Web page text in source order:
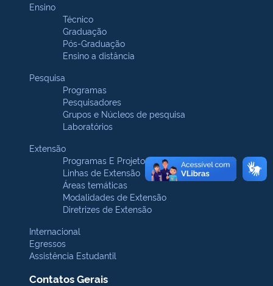
Ensino
Técnico
Graduação
Pós-Graduação
Ensino a distância
Pesquisa
Programas
Pesquisadores
Grupos e Núcleos de pesquisa
Laboratórios
Extensão
Programas E Projetos
Linhas de Extensão
Áreas temáticas
Modalidades de Extensão
Diretrizes de Extensão
Internacional
Egressos
Assistência Estudantil
Contatos Gerais